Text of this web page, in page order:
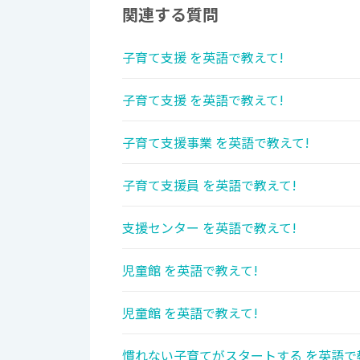
関連する質問
子育て支援 を英語で教えて!
子育て支援 を英語で教えて!
子育て支援事業 を英語で教えて!
子育て支援員 を英語で教えて!
支援センター を英語で教えて!
児童館 を英語で教えて!
児童館 を英語で教えて!
慣れない子育てがスタートする を英語